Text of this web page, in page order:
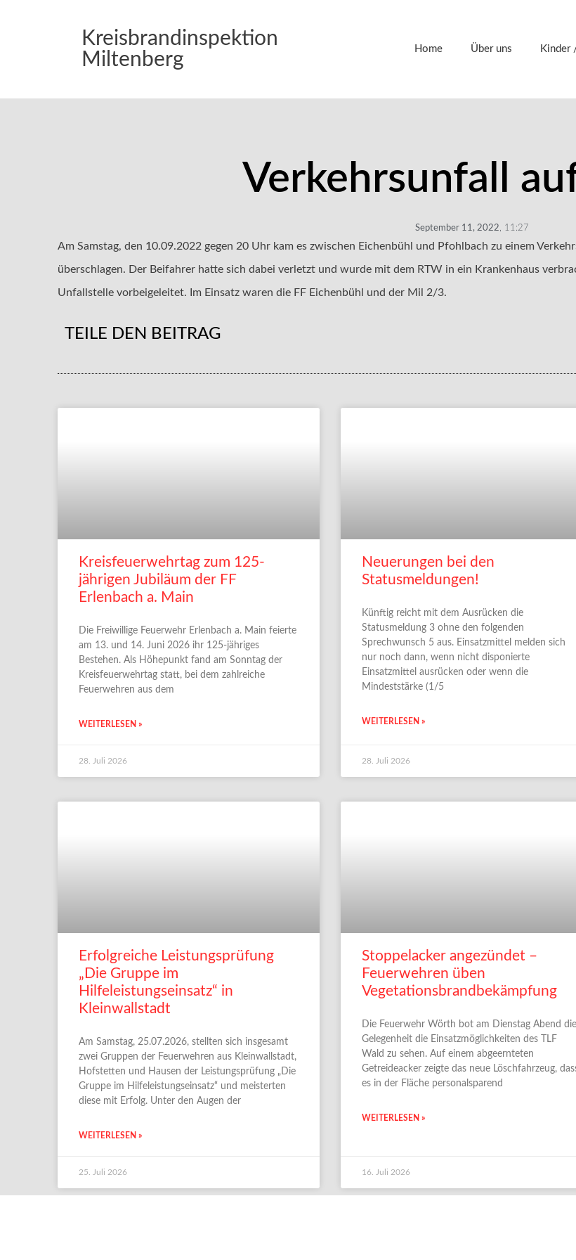
Kreisbrandinspektion
Miltenberg
Home Über uns Kinder
Verkehrsunfall
September 11, 2022, 11:27
Am Samstag, den 10.09.2022 gegen 20 Uhr kam es zwischen Eichenbühl und Pfohlbach zu einem
überschlagen. Der Beifahrer hatte sich dabei verletzt und wurde mit dem RTW in ein Krankenhaus
Unfallstelle vorbeigeleitet. Im Einsatz waren die FF Eichenbühl und der Mil 2/3.
TEILE DEN BEITRAG
Kreisfeuerwehrtag zum 125-
jährigen Jubiläum der FF
Erlenbach a. Main
Die Freiwillige Feuerwehr Erlenbach a. Main feierte
am 13. und 14. Juni 2026 ihr 125-jähriges
Bestehen. Als Höhepunkt fand am Sonntag der
Kreisfeuerwehrtag statt, bei dem zahlreiche
Feuerwehren aus dem
WEITERLESEN »
28. Juli 2026
Neuerungen bei den
Statusmeldungen!
Künftig reicht mit dem Ausrücken die
Statusmeldung 3 ohne den folgenden
Sprechwunsch 5 aus. Einsatzmittel melden sich
nur noch dann, wenn nicht disponierte
Einsatzmittel ausrücken oder wenn die
Mindeststärke (1/5
WEITERLESEN »
28. Juli 2026
Erfolgreiche Leistungsprüfung
„Die Gruppe im
Hilfeleistungseinsatz“ in
Kleinwallstadt
Am Samstag, 25.07.2026, stellten sich insgesamt
zwei Gruppen der Feuerwehren aus Kleinwallstadt,
Hofstetten und Hausen der Leistungsprüfung „Die
Gruppe im Hilfeleistungseinsatz“ und meisterten
diese mit Erfolg. Unter den Augen der
WEITERLESEN »
25. Juli 2026
Stoppelacker angezündet –
Feuerwehren üben
Vegetationsbrandbekämpfung
Die Feuerwehr Wörth bot am Dienstag Abend die
Gelegenheit die Einsatzmöglichkeiten des TLF
Wald zu sehen. Auf einem abgeernteten
Getreideacker zeigte das neue Löschfahrzeug,
es in der Fläche personalsparend
WEITERLESEN »
16. Juli 2026